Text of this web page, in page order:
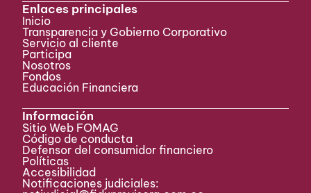
Enlaces principales
Inicio
Transparencia y Gobierno Corporativo
Servicio al cliente
Participa ​
Nosotros
Fondos
Educación Financiera
Información
Sitio Web FOMAG
Código de conducta
Defensor del consumidor financiero
Políticas
Accesibilidad
Notificaciones judiciales: